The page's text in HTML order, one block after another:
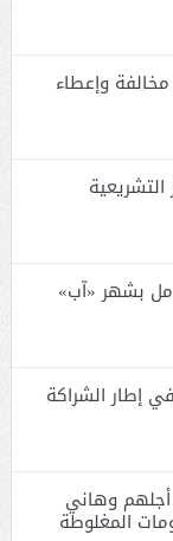
وإعطاء
بشهر «آب»
إطار الشراكة
أجلهم وهاني
المغلوطة